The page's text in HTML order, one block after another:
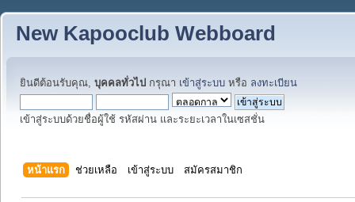
New Kapooclub Webboard
ยินดีต้อนรับคุณ, บุคคลทั่วไป กรุณา เข้าสู่ระบบ หรือ ลงทะเบียน
เข้าสู่ระบบด้วยชื่อผู้ใช้ รหัสผ่าน และระยะเวลาในเซสชั่น
หน้าแรก ช่วยเหลือ เข้าสู่ระบบ สมัครสมาชิก